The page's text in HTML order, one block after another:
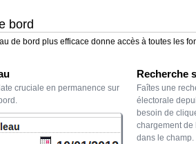
bord
de bord plus efficace donne accès à toutes les
cruciale en permanence sur
Recherche
Faîtes une
électorale
besoin de
chargement de
dans le champ.